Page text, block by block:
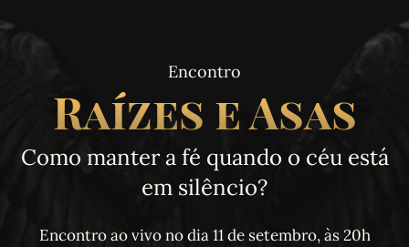
Encontro
Raízes e Asas
Como manter a fé quando o céu está
em silêncio?
Encontro ao vivo no dia 11 de setembro, às 20h